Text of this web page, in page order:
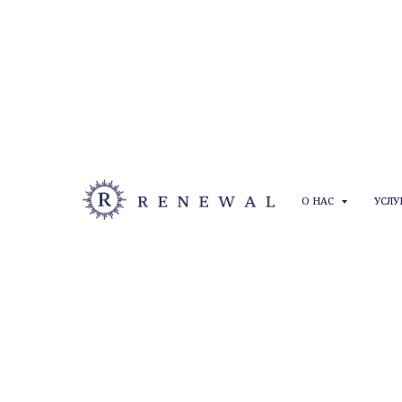
О НАС
Молочный